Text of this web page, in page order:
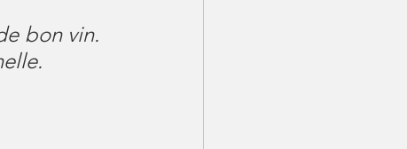
bon vin.